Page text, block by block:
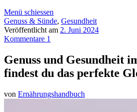
Menü schiessen
Genuss & Sünde, Gesundheit
Veröffentlicht am 2. Juni 2024
Kommentare 1
Genuss und Gesundheit
findest du das perfekte
von Ernährungshandbuch